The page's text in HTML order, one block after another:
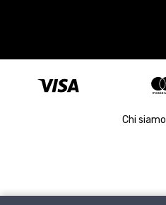
Chi siamo